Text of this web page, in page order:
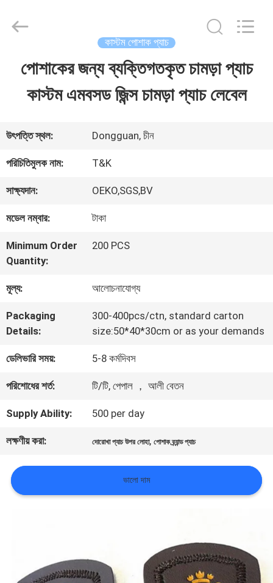
বাড়ি
আমাদের
সম্পর্কে
কারখানা
ভ্রমণ
মান
নিয়ন্ত্রণ
আমাদের
সাথে
যোগাযোগ
করুন
খবর
ক্ষেত্রেই
Garment
Accessories
Reserved.
কাস্টম পোশাক প্যাচ
পোশাকের জন্য ব্যক্তিগতকৃত চামড়া প্যাচ
কাস্টম এমবসড জিন্স চামড়া প্যাচ লেবেল
উৎপত্তি স্থল: Dongguan, চীন
পরিচিতিমুলক নাম: T&K
সাক্ষ্যদান: OEKO,SGS,BV
মডেল নম্বার: টাকা
Minimum Order
Quantity:
200 PCS
মূল্য: আলোচনাযোগ্য
Packaging
Details:
300-400pcs/ctn, standard carton
size:50*40*30cm or as your demands
ডেলিভারি সময়: 5-8 কর্মদিবস
পরিশোধের শর্ত: টি/টি, পেপাল ， আলী বেতন
Supply Ability: 500 per day
লক্ষণীয় করা: দোরোখা প্যাচ উপর লোহা,পোশাক ব্র্যান্ড প্যাচ
ভালো দাম